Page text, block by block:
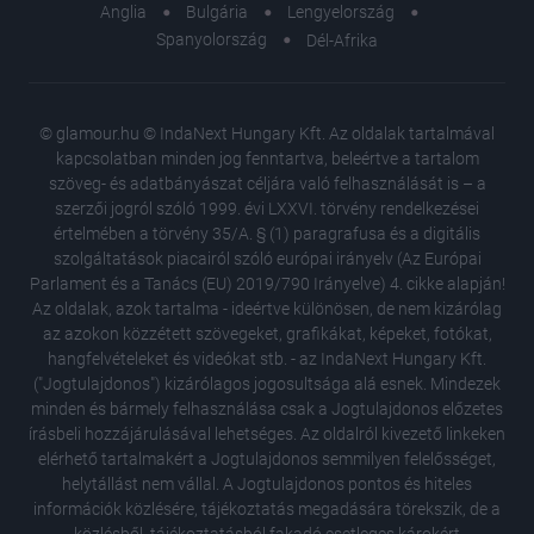
Anglia
Bulgária
Lengyelország
Spanyolország
Dél-Afrika
© glamour.hu © IndaNext Hungary Kft. Az oldalak tartalmával
kapcsolatban minden jog fenntartva, beleértve a tartalom
szöveg- és adatbányászat céljára való felhasználását is – a
szerzői jogról szóló 1999. évi LXXVI. törvény rendelkezései
értelmében a törvény 35/A. § (1) paragrafusa és a digitális
szolgáltatások piacairól szóló európai irányelv (Az Európai
Parlament és a Tanács (EU) 2019/790 Irányelve) 4. cikke alapján!
Az oldalak, azok tartalma - ideértve különösen, de nem kizárólag
az azokon közzétett szövegeket, grafikákat, képeket, fotókat,
hangfelvételeket és videókat stb. - az IndaNext Hungary Kft.
("Jogtulajdonos") kizárólagos jogosultsága alá esnek. Mindezek
minden és bármely felhasználása csak a Jogtulajdonos előzetes
írásbeli hozzájárulásával lehetséges. Az oldalról kivezető linkeken
elérhető tartalmakért a Jogtulajdonos semmilyen felelősséget,
helytállást nem vállal. A Jogtulajdonos pontos és hiteles
információk közlésére, tájékoztatás megadására törekszik, de a